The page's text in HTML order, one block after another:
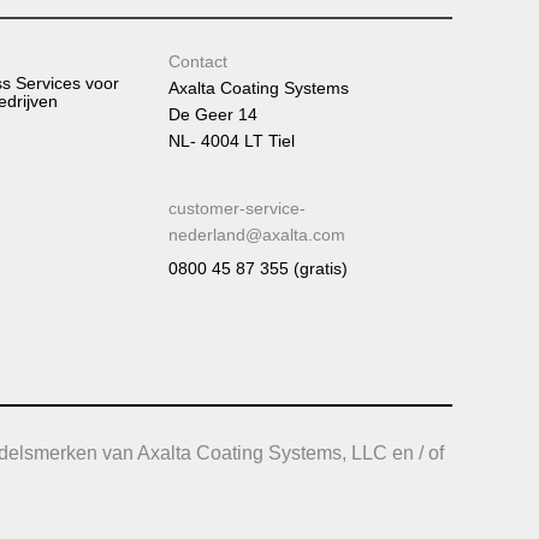
Services voor
Contact
Axalta Coating Systems
De Geer 14
NL- 4004 LT Tiel
customer-service-
nederland@axalta.com
0800 45 87 355 (gratis)
van Axalta Coating Systems, LLC en / of